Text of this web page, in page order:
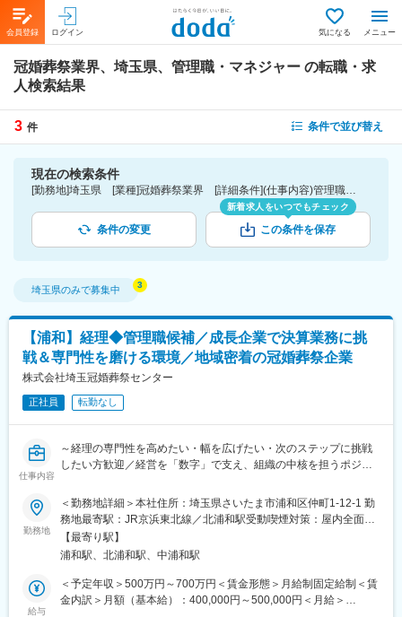
会員登録 ログイン 気になる メニュー
冠婚葬祭業界、埼玉県、管理職・マネジャー の転職・求
人検索結果
3 件 条件で並び替え
現在の検索条件
[勤務地]埼玉県 [業種]冠婚葬祭業界 [詳細条件](仕事内容)管理職・マネジャー
条件の変更
新着求人をいつでもチェック
この条件を保存
埼玉県のみで募集中
【浦和】経理◆管理職候補／成長企業で決算業務に挑
戦＆専門性を磨ける環境／地域密着の冠婚葬祭企業
株式会社埼玉冠婚葬祭センター
正社員 転勤なし
仕事内容
～経理の専門性を高めたい・幅を広げたい・次のステップに挑戦
したい方歓迎／経営を「数字」で支え、組織の中核を担うポジシ
あり／安定基盤＆事業拡大中～
■求人ポイント：
・経理経験があれば花形の決算に挑戦可能！
・業界トップの立ち位置で将来性も安定◎
■業務内容：
勤務地
＜勤務地詳細＞本社住所：埼玉県さいたま市浦和区仲町1-12-1 勤
務地最寄駅：JR京浜東北線／北浦和駅受動喫煙対策：屋内全面禁
煙変更の範囲：会社の定める事業所
【最寄り駅】
浦和駅、北浦和駅、中浦和駅
給与
＜予定年収＞500万円～700万円＜賃金形態＞月給制固定給制＜賃
金内訳＞月額（基本給）：400,000円～500,000円＜月給＞